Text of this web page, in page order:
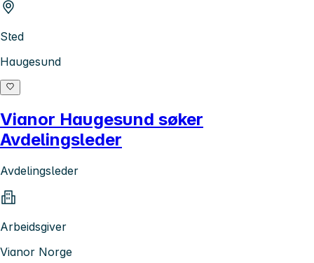
Sted
Haugesund
Vianor Haugesund søker
Avdelingsleder
Avdelingsleder
Arbeidsgiver
Vianor Norge